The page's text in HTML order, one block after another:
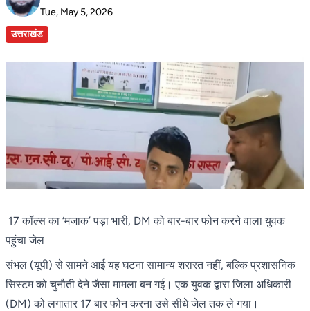
Tue, May 5, 2026
उत्तराखंड
17 कॉल्स का ‘मजाक’ पड़ा भारी, DM को बार-बार फोन करने वाला युवक
पहुंचा जेल
संभल (यूपी) से सामने आई यह घटना सामान्य शरारत नहीं, बल्कि प्रशासनिक
सिस्टम को चुनौती देने जैसा मामला बन गई। एक युवक द्वारा जिला अधिकारी
(DM) को लगातार 17 बार फोन करना उसे सीधे जेल तक ले गया।